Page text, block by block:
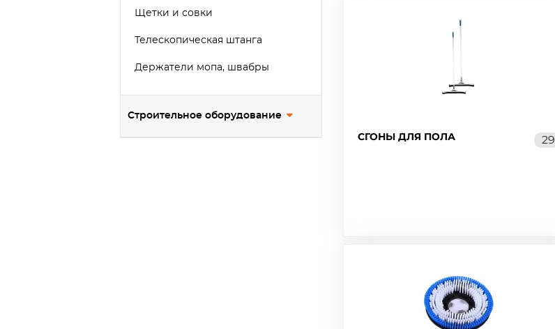
Щетки и совки
Телескопическая штанга
Держатели мопа, швабры
Предупреждающие таблички
Тест
Строительное оборудование
СГОНЫ ДЛЯ ПОЛА 29